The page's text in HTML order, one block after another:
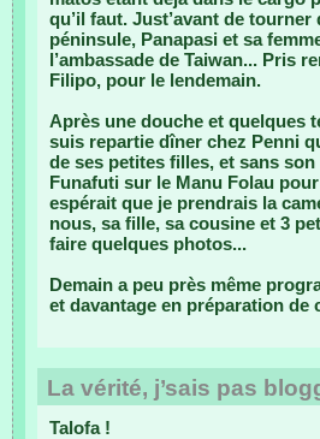
qu’il faut. Just’avant de
péninsule, Panapasi et sa
l’ambassade de Taiwan... Pris
Filipo, pour le lendemain.
Après une douche et quelques
suis repartie dîner chez Penni
de ses petites filles, et sans
Funafuti sur le Manu Folau
espérait que je prendrais la
nous, sa fille, sa cousine et 3
faire quelques photos...
Demain a peu près même
et davantage en préparation de
La vérité, j’sais pas
Talofa !